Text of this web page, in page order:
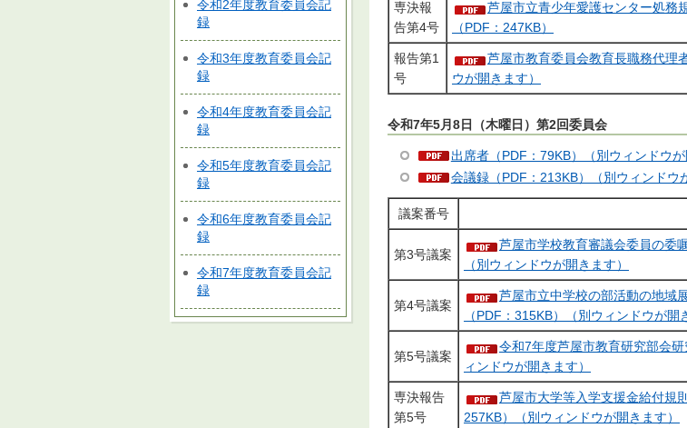
令和2年度教育委員会記
録
令和3年度教育委員会記
録
令和4年度教育委員会記
録
令和5年度教育委員会記
録
令和6年度教育委員会記
録
令和7年度教育委員会記
録
専決報
告第4号
芦屋市立青少年愛護センター処務
（PDF：247KB）
報告第1
号
芦屋市教育委員会教育長職務代理
ウが開きます）
令和7年5月8日（木曜日）第2回委員会
出席者（PDF：79KB）（別ウィンドウが
会議録（PDF：213KB）（別ウィンドウ
議案番号
第3号議案
芦屋市学校教育審議会委員の委
（別ウィンドウが開きます）
第4号議案
芦屋市立中学校の部活動の地域
（PDF：315KB）（別ウィンドウが開
第5号議案
令和7年度芦屋市教育研究部会
ィンドウが開きます）
専決報告
第5号
芦屋市大学等入学支援金給付規
257KB）（別ウィンドウが開きます）